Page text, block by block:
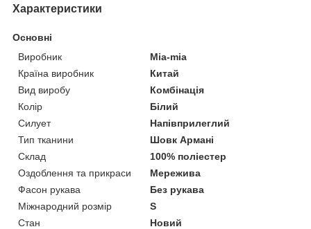
Характеристики
Основні
Виробник
Mia-mia
Країна виробник
Китай
Вид виробу
Комбінація
Колір
Білий
Силует
Напівприлеглий
Тип тканини
Шовк Армані
Склад
100% поліестер
Оздоблення та прикраси
Мережива
Фасон рукава
Без рукава
Міжнародний розмір
S
Стан
Новий